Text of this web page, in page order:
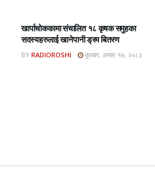
खार्पाचोककामा संचालित १८ कृषक समुहका
सदस्यहरुलाई खानेपानी ड्रम बितरण
BY RADIOROSHI बुधबार, असार १७, २०८३